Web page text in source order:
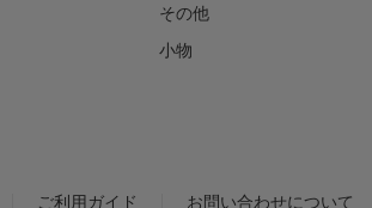
その他
小物
ご利用ガイド お問い合わせについて